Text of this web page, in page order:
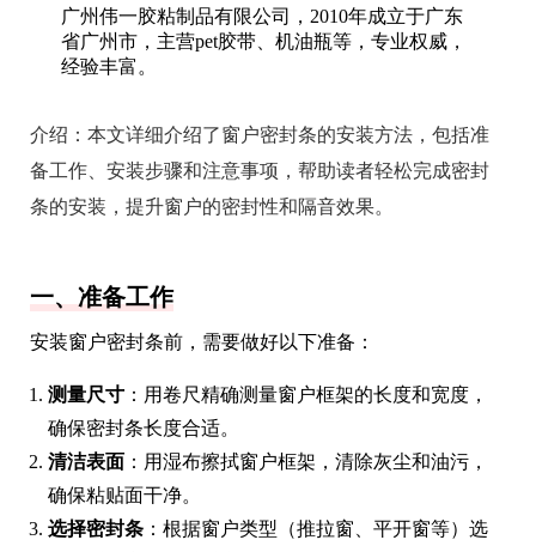
广州伟一胶粘制品有限公司，2010年成立于广东
省广州市，主营pet胶带、机油瓶等，专业权威，
经验丰富。
介绍： 本文详细介绍了窗户密封条的安装方法，包括准
备工作、安装步骤和注意事项，帮助读者轻松完成密封
条的安装，提升窗户的密封性和隔音效果。
一、准备工作
安装窗户密封条前，需要做好以下准备：
测量尺寸 ：用卷尺精确测量窗户框架的长度和宽度，
确保密封条长度合适。
清洁表面 ：用湿布擦拭窗户框架，清除灰尘和油污，
确保粘贴面干净。
选择密封条 ：根据窗户类型（推拉窗、平开窗等）选